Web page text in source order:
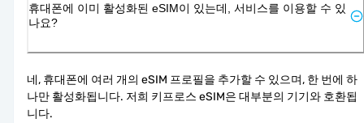
휴대폰에 이미 활성화된 eSIM이 있는데, 서비스를 이용할 수 있
나요?
네, 휴대폰에 여러 개의 eSIM 프로필을 추가할 수 있으며, 한 번에 하
나만 활성화됩니다. 저희 키프로스 eSIM은 대부분의 기기와 호환됩
니다.